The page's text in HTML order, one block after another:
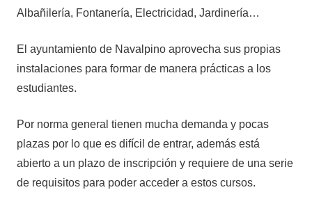
Albañilería, Fontanería, Electricidad, Jardinería…
El ayuntamiento de Navalpino aprovecha sus propias
instalaciones para formar de manera prácticas a los
estudiantes.
Por norma general tienen mucha demanda y pocas
plazas por lo que es difícil de entrar, además está
abierto a un plazo de inscripción y requiere de una serie
de requisitos para poder acceder a estos cursos.